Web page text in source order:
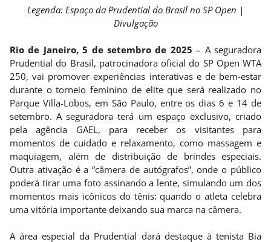
Legenda: Espaço da Prudential do Brasil no SP Open |
Divulgação
Rio de Janeiro, 5 de setembro de 2025 – A seguradora
Prudential do Brasil, patrocinadora oficial do SP Open WTA
250, vai promover experiências interativas e de bem-estar
durante o torneio feminino de elite que será realizado no
Parque Villa-Lobos, em São Paulo, entre os dias 6 e 14 de
setembro. A seguradora terá um espaço exclusivo, criado
pela agência GAEL, para receber os visitantes para
momentos de cuidado e relaxamento, como massagem e
maquiagem, além de distribuição de brindes especiais.
Outra ativação é a “câmera de autógrafos”, onde o público
poderá tirar uma foto assinando a lente, simulando um dos
momentos mais icônicos do tênis: quando o atleta celebra
uma vitória importante deixando sua marca na câmera.
A área especial da Prudential dará destaque à tenista Bia